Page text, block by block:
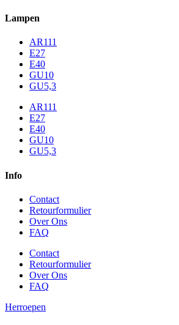
Lampen
AR111
E27
E40
GU10
GU5,3
AR111
E27
E40
GU10
GU5,3
Info
Contact
Retourformulier
Over Ons
FAQ
Contact
Retourformulier
Over Ons
FAQ
Herroepen